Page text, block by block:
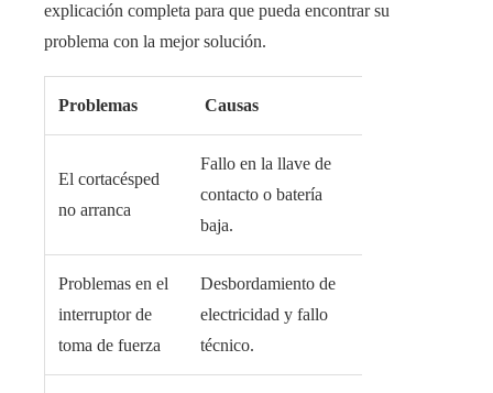
explicación completa para que pueda encontrar su
problema con la mejor solución.
Problemas Causas
El cortacésped
no arranca
Fallo en la llave de
contacto o batería
baja.
Problemas en el
interruptor de
toma de fuerza
Desbordamiento de
electricidad y fallo
técnico.